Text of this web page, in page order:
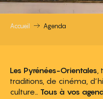
Accueil Agenda
Les Pyrénées-Orientales
traditions, de cinéma,
culture… Tous à vos